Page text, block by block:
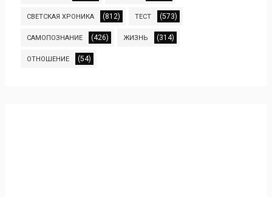
СВЕТСКАЯ ХРОНИКА (812) ТЕСТ (573)
САМОПОЗНАНИЕ (426) ЖИЗНЬ (314)
ОТНОШЕНИЕ (54)